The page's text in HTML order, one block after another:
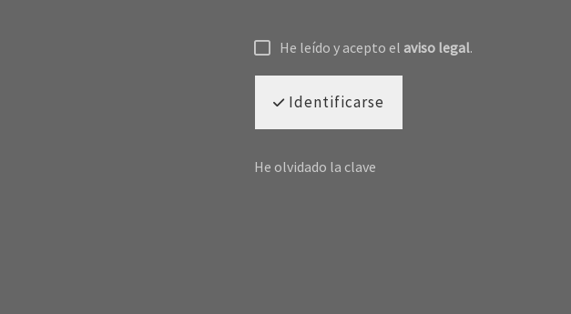
He leído y acepto el aviso legal.
Identificarse
He olvidado la clave